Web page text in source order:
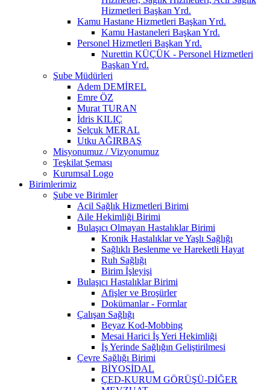
Hizmetleri Başkan Yrd.
Kamu Hastane Hizmetleri Başkan Yrd.
Kamu Hastaneleri Başkan Yrd.
Personel Hizmetleri Başkan Yrd.
Nurettin KÜÇÜK - Personel Hizmetleri
Başkan Yrd.
Şube Müdürleri
Adem DEMİREL
Emre ÖZ
Murat TURAN
İdris KILIÇ
Selçuk MERAL
Utku AĞIRBAŞ
Misyonumuz / Vizyonumuz
Teşkilat Şeması
Kurumsal Logo
Birimlerimiz
Şube ve Birimler
Acil Sağlık Hizmetleri Birimi
Aile Hekimliği Birimi
Bulaşıcı Olmayan Hastalıklar Birimi
Kronik Hastalıklar ve Yaşlı Sağlığı
Sağlıklı Beslenme ve Hareketli Hayat
Ruh Sağlığı
Birim İşleyişi
Bulaşıcı Hastalıklar Birimi
Afişler ve Broşürler
Dokümanlar - Formlar
Çalışan Sağlığı
Beyaz Kod-Mobbing
Mesai Harici İş Yeri Hekimliği
İş Yerinde Sağlığın Geliştirilmesi
Çevre Sağlığı Birimi
BİYOSİDAL
ÇED-KURUM GÖRÜŞÜ-DİĞER